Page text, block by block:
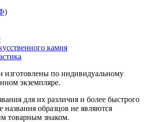
камня
изготовлены по индивидуальному
экземпляре.
для их различия и более быстрого
названия образцов не являются
товарным знаком.